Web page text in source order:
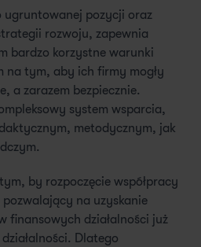
ugruntowanej pozycji oraz
rozwoju, zapewnia
bardzo korzystne warunki
na tym, aby ich firmy mogły
a zarazem bezpiecznie.
system wsparcia,
metodycznym, jak
by rozpoczęcie współpracy
pozwalający na uzyskanie
finansowych działalności już
Dlatego